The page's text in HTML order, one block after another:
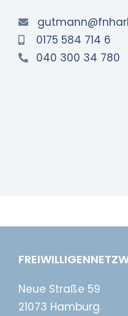
0175 584 714 6
040 300 34 780
Neue Straße 59
21073 Hamburg